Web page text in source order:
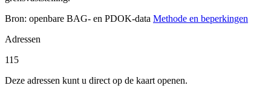
Bron: openbare BAG- en PDOK-data Methode en beperkingen
Adressen
115
Deze adressen kunt u direct op de kaart openen.